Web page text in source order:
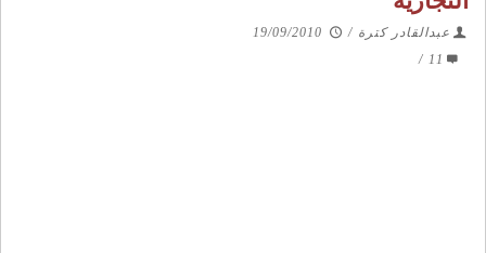
عبدالقادر كترة /
19/09/2010
11
/